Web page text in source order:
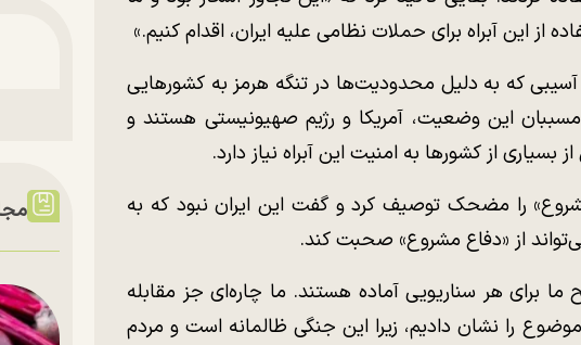
از این آبراه برای حملات نظامی علیه ایران، اقدام کنیم.»
آسیبی که به دلیل محدودیت‌ها در تنگه هرمز به کشور‌هایی
این وضعیت، آمریکا و رژیم صهیونیستی هستند و
از کشور‌ها به امنیت این آبراه نیاز دارد.
مشروع» را مضحک توصیف کرد و گفت این ایران نبود که به
از «دفاع مشروع» صحبت کند.
ما برای هر سناریویی آماده هستند. ما چاره‌ای جز مقابله
را نشان دادیم، زیرا این جنگی ظالمانه است و مردم